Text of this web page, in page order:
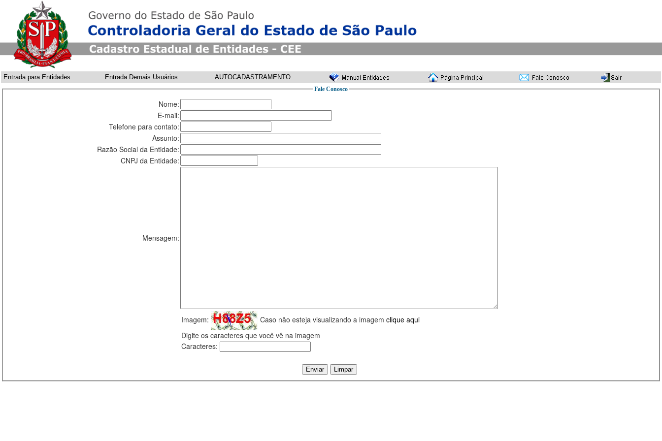
Entrada para Entidades Entrada Demais Usuários AUTOCADASTRAMENTO
Fale Conosco
Nome:
E-mail:
Telefone para contato:
Assunto:
Razão Social da Entidade:
CNPJ da Entidade:
Mensagem:
Imagem: Caso não esteja visualizando a imagem clique aqui
Digite os caracteres que você vê na imagem
Caracteres: